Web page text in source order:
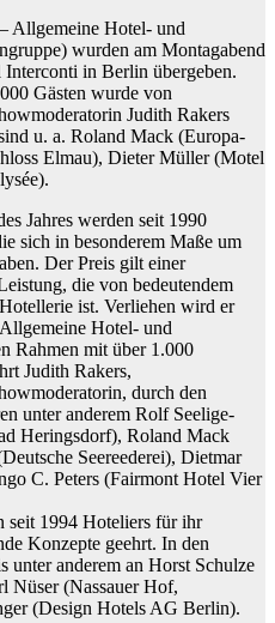
Allgemeine Hotel- und
wurden am Montagabend
in Berlin übergeben.
Gästen wurde von
Judith Rakers
u. a. Roland Mack (Europa-
Elmau), Dieter Müller (Motel
Jahres werden seit 1990
sich in besonderem Maße um
Der Preis gilt einer
die von bedeutendem
ist. Verliehen wird er
Hotel- und
Rahmen mit über 1.000
Judith Rakers,
durch den
unter anderem Rolf Seelige-
Heringsdorf), Roland Mack
Seereederei), Dietmar
C. Peters (Fairmont Hotel Vier
seit 1994 Hoteliers für ihr
Konzepte geehrt. In den
unter anderem an Horst Schulze
Nüser (Nassauer Hof,
(Design Hotels AG Berlin).